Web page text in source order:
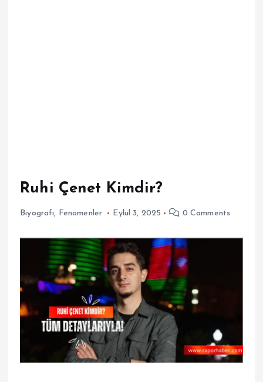
Ruhi Çenet Kimdir?
Biyografi, Fenomenler Eylül 3, 2025 0 Comments